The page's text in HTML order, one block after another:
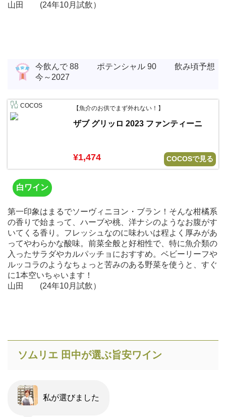
山田 (24年10月試飲）
今飲んで 88 ポテンシャル 90 飲み頃予想
今～2027
COCOS 【魚介のお供でまず外れない！】
ザブ グリッロ 2023 ファンティーニ
¥1,474 COCOSで見る
白ワイン
第一印象はまるでソーヴィニヨン・ブラン！そんな柑橘系
の香りで始まって、ハーブや桃、洋ナシのようなお腹がす
いてくる香り。フレッシュなのに味わいは程よく厚みがあ
ってやわらかな酸味。前菜全般と好相性で、特に魚介類の
入ったサラダやカルパッチョにおすすめ。ベビーリーフや
ルッコラのようなちょっと苦みのある野菜を使うと、すぐ
に1本空いちゃいます！
山田 (24年10月試飲）
ソムリエ 田中が選ぶ旨安ワイン
私が選びました